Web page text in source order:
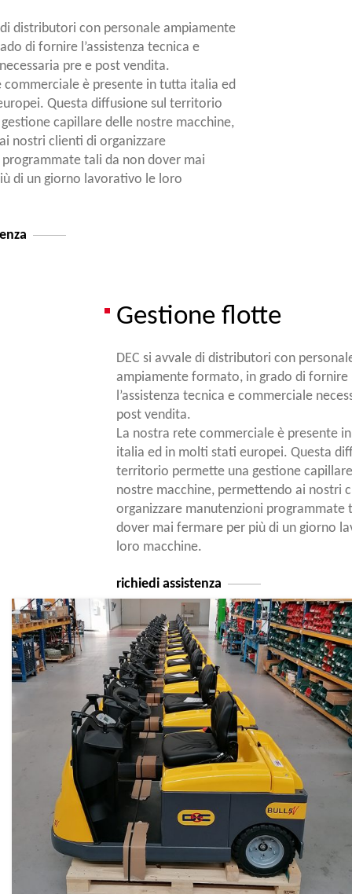
di distributori con personale ampiamente
di fornire l’assistenza tecnica e
pre e post vendita.
commerciale è presente in tutta italia ed
Questa diffusione sul territorio
capillare delle nostre macchine,
nostri clienti di organizzare
tali da non dover mai
di un giorno lavorativo le loro
Gestione flotte
DEC si avvale di distributori con
ampiamente formato, in grado di fornire
l’assistenza tecnica e commerciale
post vendita.
La nostra rete commerciale è presente
italia ed in molti stati europei. Questa
territorio permette una gestione
nostre macchine, permettendo ai nostri
organizzare manutenzioni programmate
dover mai fermare per più di un giorno
loro macchine.
richiedi assistenza